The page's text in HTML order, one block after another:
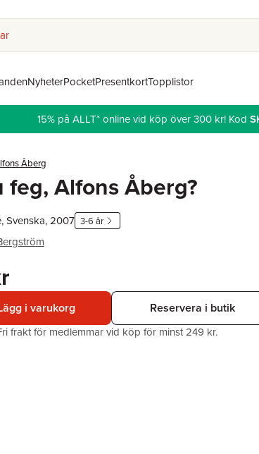
NyheterPocketPresentkortTopplistor
15% på ALLT* online vid köp över 300 kr! Kod
Åberg
feg, Alfons Åberg?
Svenska, 2007 3-6 år
i varukorg Reservera i butik
frakt för medlemmar vid köp för minst 249 kr.